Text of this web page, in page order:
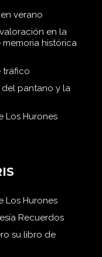
verano
en la
histórica
tráfico
del pantano y la
Los Hurones
Los Hurones
Recuerdos
su libro de